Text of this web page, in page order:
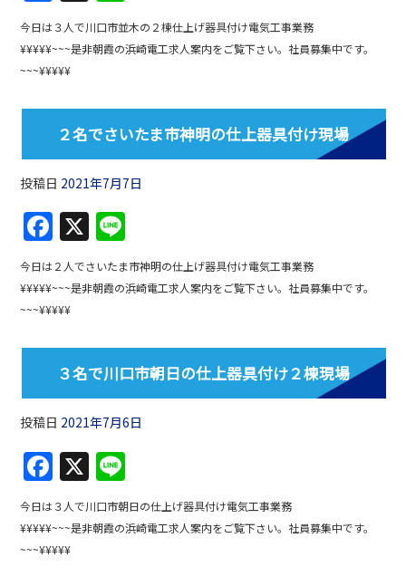
a
c
e
b
o
o
k
n
e
今日は３人で川口市並木の２棟仕上げ器具付け電気工事業務
¥¥¥¥¥~~~是非朝霞の浜崎電工求人案内をご覧下さい。社員募集中です。
~~~¥¥¥¥¥
２名でさいたま市神明の仕上器具付け現場
投稿日 2021年7月7日
F
a
c
e
b
o
o
k
X
n
e
今日は２人でさいたま市神明の仕上げ器具付け電気工事業務
¥¥¥¥¥~~~是非朝霞の浜崎電工求人案内をご覧下さい。社員募集中です。
~~~¥¥¥¥¥
３名で川口市朝日の仕上器具付け２棟現場
投稿日 2021年7月6日
F
a
c
e
X
n
e
今日は３人で川口市朝日の仕上げ器具付け電気工事業務
¥¥¥¥¥~~~是非朝霞の浜崎電工求人案内をご覧下さい。社員募集中です。
~~~¥¥¥¥¥